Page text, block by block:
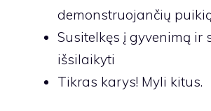
demonstruojančių
Susitelkęs į gyvenimą ir
išsilaikyti
Tikras karys! Myli kitus.